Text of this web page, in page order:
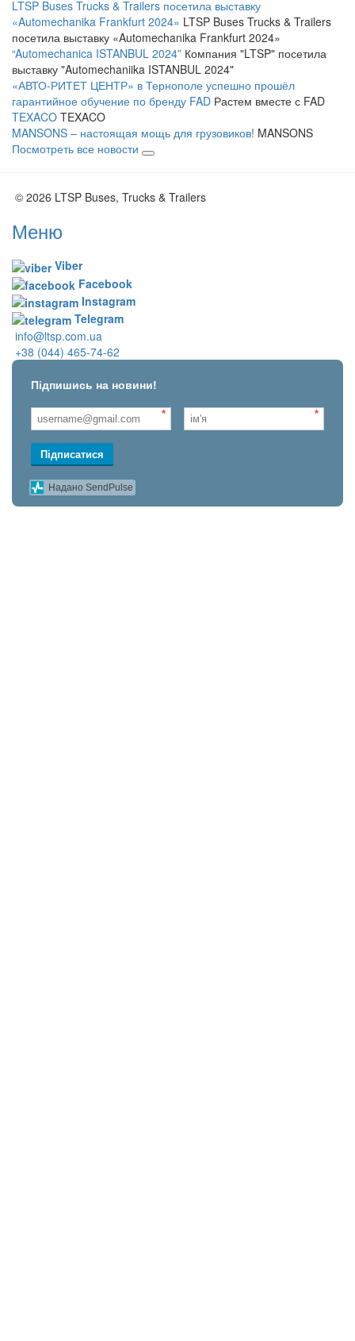
LTSP Buses Trucks & Trailers посетила выставку
«Automechanika Frankfurt 2024» LTSP Buses Trucks & Trailers
посетила выставку «Automechanika Frankfurt 2024»
“Automechanica ISTANBUL 2024” Компания "LTSP" посетила
выставку "Automechaniika ISTANBUL 2024"
«АВТО-РИТЕТ ЦЕНТР» в Тернополе успешно прошёл
гарантийное обучение по бренду FAD Растем вместе с FAD
TEXACO TEXACO
MANSONS – настоящая мощь для грузовиков! MANSONS
Посмотреть все новости
© 2026 LTSP Buses, Trucks & Trailers
Меню
Viber
Facebook
Instagram
Telegram
info@ltsp.com.ua
+38 (044) 465-74-62
Підпишись на новини!
* *
Підписатися
Надано SendPulse